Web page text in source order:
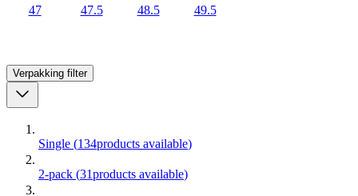
47 47.5 48.5 49.5
Verpakking filter
Single (134products available)
2-pack (31products available)